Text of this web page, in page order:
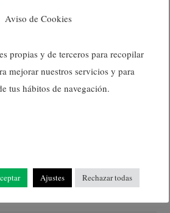
Aviso de Cookies
propias y de terceros para recopilar
mejorar nuestros servicios y para
tus hábitos de navegación.
Ajustes Rechazar todas